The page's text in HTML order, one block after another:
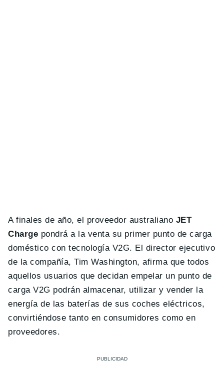
A finales de año, el proveedor australiano JET
Charge pondrá a la venta su primer punto de carga
doméstico con tecnología V2G. El director ejecutivo
de la compañía, Tim Washington, afirma que todos
aquellos usuarios que decidan empelar un punto de
carga V2G podrán almacenar, utilizar y vender la
energía de las baterías de sus coches eléctricos,
convirtiéndose tanto en consumidores como en
proveedores.